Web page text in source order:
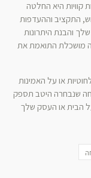
קוויות היא החלטה
התקציב וההעדפות
והבנת היתרונות
מושכלת התואמת את
או על האמינות
שנבחרה היטב תספק
הבית או העסק שלך